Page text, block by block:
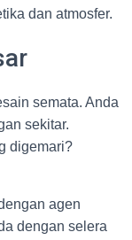
dan atmosfer.
semata. Anda
sekitar.
digemari?
agen
dengan selera